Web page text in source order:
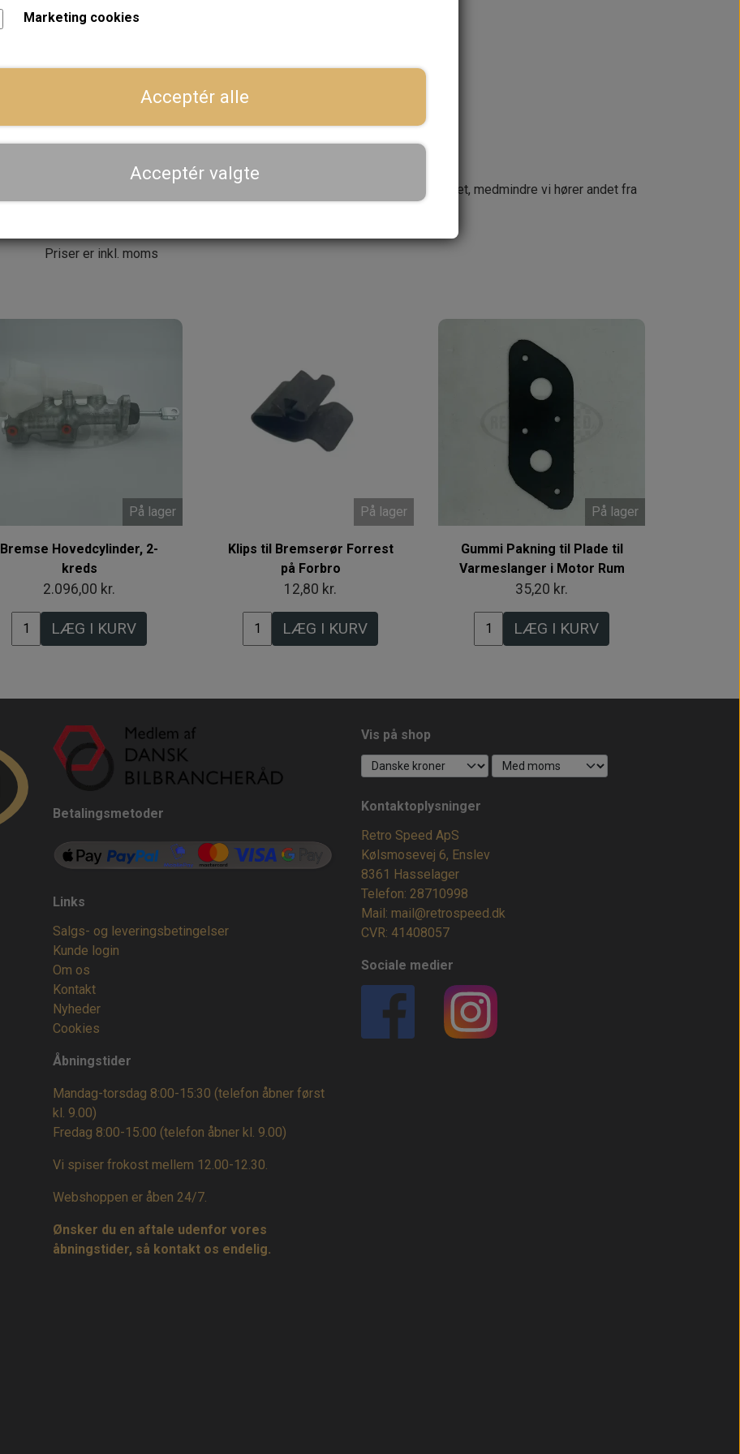
Dansk webshop, kundeservice og lager
Se aktuel leveringstid på varen - vi afsender altid hele din ordre samlet, medmindre vi hører andet fra
Priser er inkl. moms
På lager
Bremse Hovedcylinder, 2-
kreds
2.096,00 kr.
LÆG I KURV
På lager
Klips til Bremserør Forrest
på Forbro
12,80 kr.
LÆG I KURV
På lager
Gummi Pakning til Plade til
Varmeslanger i Motor Rum
35,20 kr.
LÆG I KURV
Betalingsmetoder
Links
Salgs- og leveringsbetingelser
Kunde login
Om os
Kontakt
Nyheder
Cookies
Åbningstider
Mandag-torsdag 8:00-15:30 (telefon åbner først
kl. 9.00)
Fredag 8:00-15:00 (telefon åbner kl. 9.00)
Vi spiser frokost mellem 12.00-12.30.
Webshoppen er åben 24/7.
Ønsker du en aftale udenfor vores
åbningstider, så kontakt os endelig.
Vis på shop
Kontaktoplysninger
Retro Speed ApS
Kølsmosevej 6, Enslev
8361 Hasselager
Telefon: 28710998
Mail: mail@retrospeed.dk
CVR: 41408057
Sociale medier
Marketing cookies
Acceptér alle
Acceptér valgte